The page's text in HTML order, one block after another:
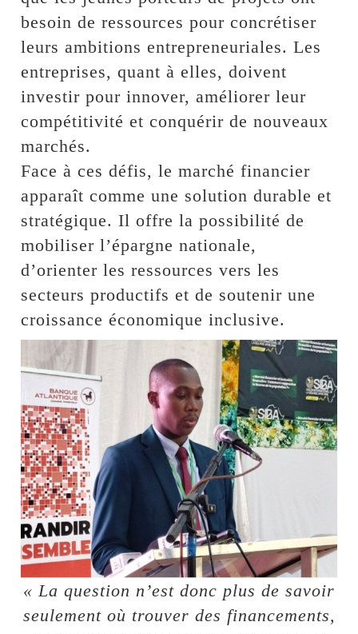
besoin de ressources pour concrétiser
leurs ambitions entrepreneuriales. Les
entreprises, quant à elles, doivent
investir pour innover, améliorer leur
compétitivité et conquérir de nouveaux
marchés.
Face à ces défis, le marché financier
apparaît comme une solution durable et
stratégique. Il offre la possibilité de
mobiliser l’épargne nationale,
d’orienter les ressources vers les
secteurs productifs et de soutenir une
croissance économique inclusive.
« La question n’est donc plus de savoir
seulement où trouver des financements,